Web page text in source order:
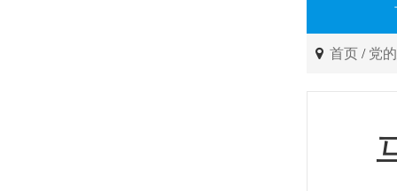
首页 / 党